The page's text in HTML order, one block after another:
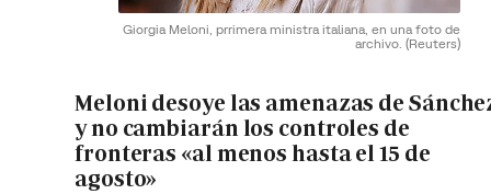
Giorgia Meloni, prrimera ministra italiana, en una foto de
archivo. (Reuters)
Meloni desoye las amenazas de
y no cambiarán los controles de
fronteras «al menos hasta el 15 de
agosto»